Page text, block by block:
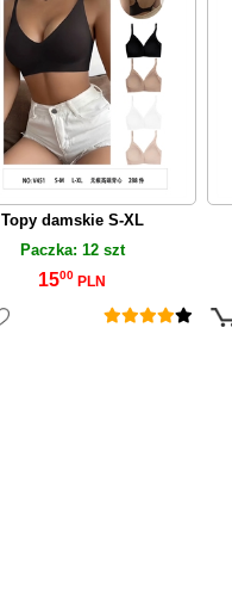
Topy damskie S-XL
Paczka: 12 szt
1500 PLN